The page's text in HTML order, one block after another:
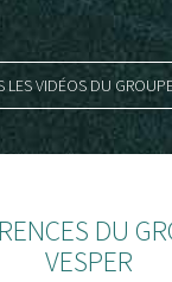
LES VIDÉOS DU
DU
VESPER